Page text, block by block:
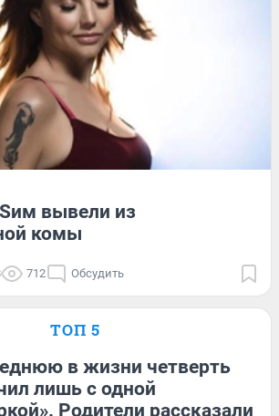
вывели из
комы
712 Обсудить
ТОП 5
в жизни четверть
лишь с одной
Родители рассказали